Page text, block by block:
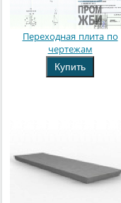
Переходная плита по
чертежам
Купить